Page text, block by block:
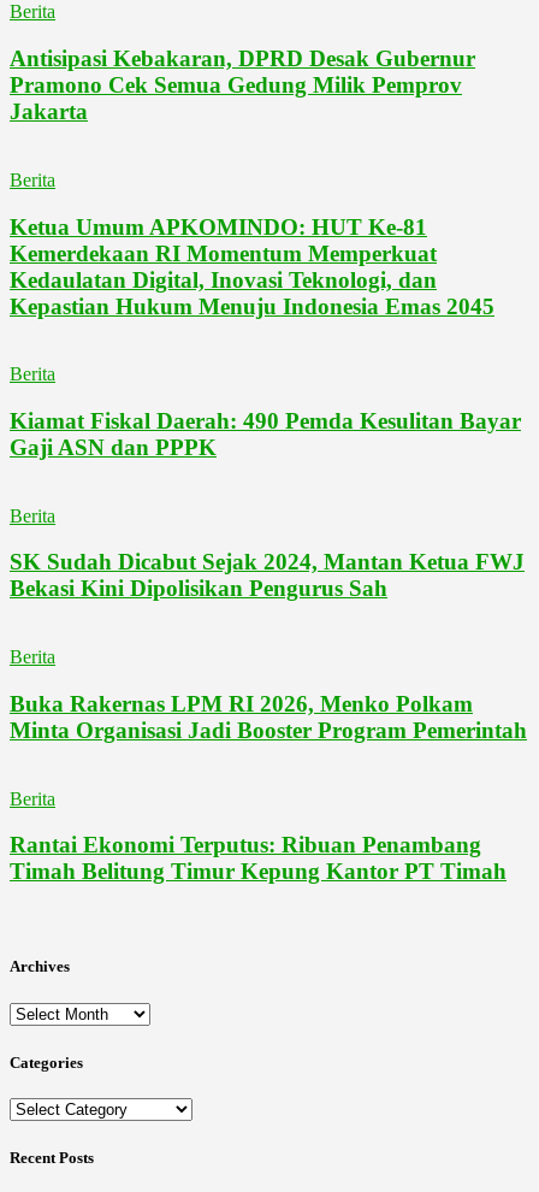
Berita
Antisipasi Kebakaran, DPRD Desak Gubernur
Pramono Cek Semua Gedung Milik Pemprov
Jakarta
Berita
Ketua Umum APKOMINDO: HUT Ke-81
Kemerdekaan RI Momentum Memperkuat
Kedaulatan Digital, Inovasi Teknologi, dan
Kepastian Hukum Menuju Indonesia Emas 2045
Berita
Kiamat Fiskal Daerah: 490 Pemda Kesulitan Bayar
Gaji ASN dan PPPK
Berita
SK Sudah Dicabut Sejak 2024, Mantan Ketua FWJ
Bekasi Kini Dipolisikan Pengurus Sah
Berita
Buka Rakernas LPM RI 2026, Menko Polkam
Minta Organisasi Jadi Booster Program Pemerintah
Berita
Rantai Ekonomi Terputus: Ribuan Penambang
Timah Belitung Timur Kepung Kantor PT Timah
Archives
Archives
Categories
Categories
Recent Posts